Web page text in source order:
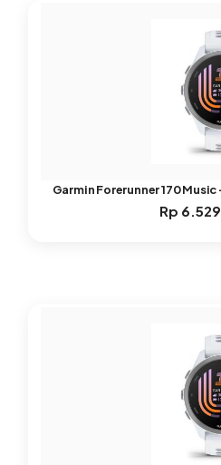
Garmin Forerunner 170
Rp